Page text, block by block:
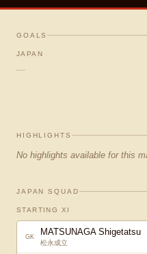
GOALS
JAPAN
—
HIGHLIGHTS
No highlights available for this
JAPAN SQUAD
STARTING XI
GK MATSUNAGA Shigetatsu
松永成立